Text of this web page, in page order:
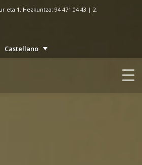
eta 1. Hezkuntza: 94 471 04 43 | 2.
Castellano